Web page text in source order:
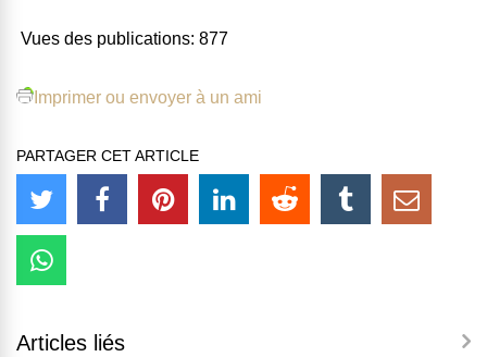
Vues des publications: 877
Imprimer ou envoyer à un ami
PARTAGER CET ARTICLE
Articles liés